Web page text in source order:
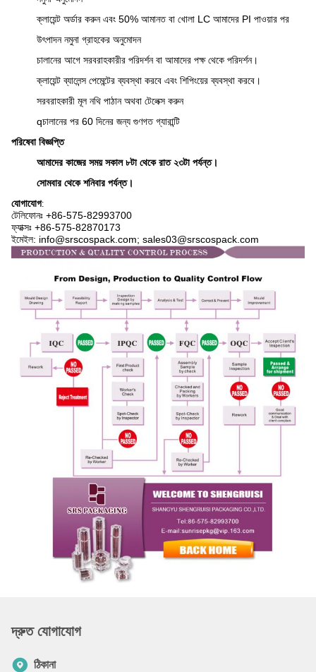
ক্লায়েন্ট অর্ডার করুন এবং 50% আমানত বা খোলা LC আমাদের PI পাওয়ার পর
উৎপাদন নমুনা গ্রাহকের অনুমোদন
চালানের আগে সরবরাহকারীর পরিদর্শন বা আমাদের পক্ষ থেকে পরিদর্শন।
ক্লায়েন্ট ব্যালেন্স পেমেন্টের ব্যবস্থা করবে এবং শিপিংয়ের ব্যবস্থা করবে।
সরবরাহকারী মূল নথি পাঠান অথবা টেলেক্স করুন
qচালানের পর 60 দিনের জন্য গুণগত গ্যারান্টি
পরিষেবা বিজ্ঞপ্তি
আমাদের কাজের সময় সকাল ৮টা থেকে রাত ২৩টা পর্যন্ত।
সোমবার থেকে শনিবার পর্যন্ত।
যোগাযোগ:
টেলিফোনঃ +86-575-82993700
ফ্যাক্সঃ +86-575-82870173
ইমেইল: info@srscospack.com; sales03@srscospack.com
দ্রুত যোগাযোগ
ঠিকানা